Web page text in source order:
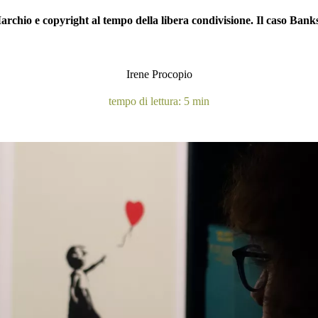
e copyright al tempo della libera condivisione. Il caso
Irene Procopio
tempo di lettura: 5 min